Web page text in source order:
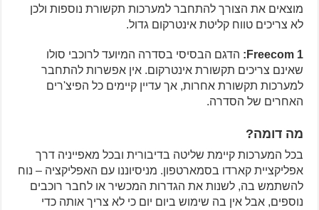
מוצאים את הצורך להתחבר למערכות תקשורת נוספות ולכן
לא צריכים טווח קליטת אינטרקום גדול.
Freecom 1:
הדגם הבסיסי בסדרה המיועד לרוכבי סולו
שאינם צריכים תקשורת אינטרקום. אין אפשרות להתחבר
למערכות תקשורת אחרות, אך עדיין קיימים כל הפיצ'רים
האחרים של הסדרה.
מה דומה?
בכל המערכות קיימת שליטה בדיבורית ובכל מאפייניה דרך
אפליקציית קארדו בסמארטפון. מניסיוננו עם האפליקציה – נוח
להשתמש בה, לשנות את הגדרות המכשיר או לחבר רוכבים
נוספים, אבל אין בה שימוש ביום יום כי לא צריך אותה כדי